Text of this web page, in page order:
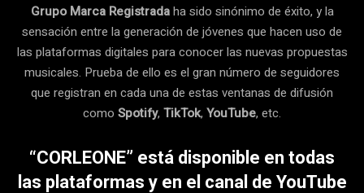
Grupo Marca Registradaha sido sinónimo de éxito, y la
sensación entre la generación de jóvenes que hacen uso de
las plataformas digitales para conocer las nuevas propuestas
musicales. Prueba de ello es el gran número de seguidores
que registran en cada una de estas ventanas de difusión
como Spotify, TikTok, YouTube, etc.
“CORLEONE” está disponible en todas
las plataformas y en el canal de YouTube